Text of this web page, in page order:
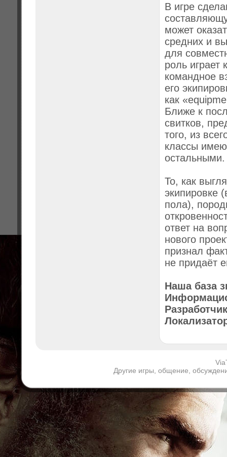
В игре
может
средних и
для
роль играет
командное
его
как
Ближе к
свитков,
того, из
классы
остальными.
То, как
экипировке
пола),
ответ на
нового
признал
не придаёт
Наша база
Другие игры, общение,